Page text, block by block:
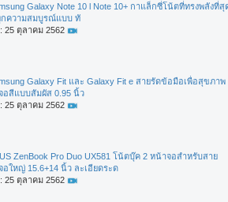
Galaxy Note 10 l Note 10+ กาแล็กซี่โน้ตที่ทรงพลังที่สุ
กความสมบูรณ์แบบ ทั
25 ตุลาคม 2562
Galaxy Fit และ Galaxy Fit e สายรัดข้อมือเพื่อสุขภาพ
อสีแบบสัมผัส 0.95 นิ้ว
25 ตุลาคม 2562
ZenBook Pro Duo UX581 โน้ตบุ๊ค 2 หน้าจอสำหรับสาย
อใหญ่ 15.6+14 นิ้ว ละเอียดระด
25 ตุลาคม 2562